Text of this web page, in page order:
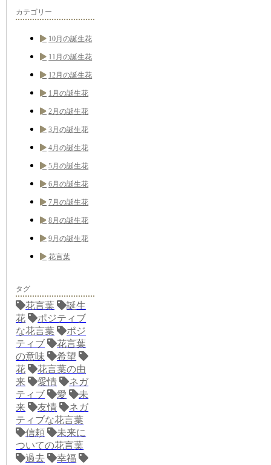
カテゴリー
10月の誕生花
11月の誕生花
12月の誕生花
1月の誕生花
2月の誕生花
3月の誕生花
4月の誕生花
5月の誕生花
6月の誕生花
7月の誕生花
8月の誕生花
9月の誕生花
花言葉
タグ
花言葉
誕生
花
ポジティブ
な花言葉
ポジ
ティブ
花言葉
の意味
希望
花
花言葉の由
来
愛情
ネガ
ティブ
愛
未
来
友情
ネガ
ティブな花言葉
信頼
未来に
ついての花言葉
過去
幸福